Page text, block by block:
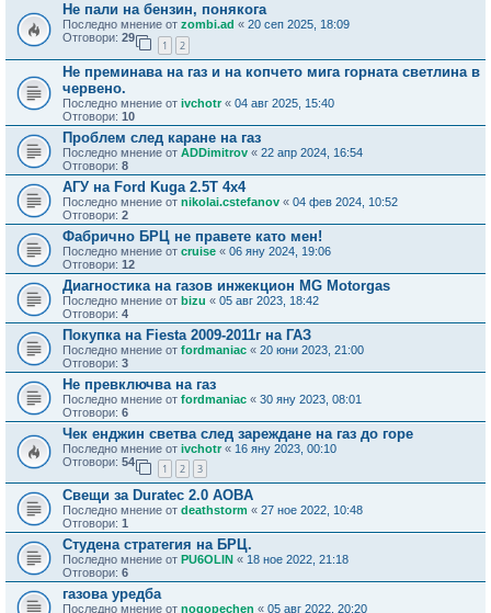
Не пали на бензин, понякога
Последно мнение от zombi.ad « 20 сеп 2025, 18:09
Отговори: 29
1 2
Не преминава на газ и на копчето мига горната светлина в
червено.
Последно мнение от ivchotr« 04 авг 2025, 15:40
Отговори: 10
Проблем след каране на газ
Последно мнение от ADDimitrov « 22 апр 2024, 16:54
Отговори: 8
АГУ на Ford Kuga 2.5T 4x4
Последно мнение от nikolai.cstefanov « 04 фев 2024, 10:52
Отговори: 2
Фабрично БРЦ не правете като мен!
Последно мнение от cruise « 06 яну 2024, 19:06
Отговори: 12
Диагностика на газов инжекцион MG Motorgas
Последно мнение от bizu « 05 авг 2023, 18:42
Отговори: 4
Покупка на Fiesta 2009-2011г на ГАЗ
Последно мнение от fordmaniac « 20 юни 2023, 21:00
Отговори: 3
Не превключва на газ
Последно мнение от fordmaniac « 30 яну 2023, 08:01
Отговори: 6
Чек енджин светва след зареждане на газ до горе
Последно мнение от ivchotr « 16 яну 2023, 00:10
Отговори: 54
1 2 3
Свещи за Duratec 2.0 AOBA
Последно мнение от deathstorm « 27 ное 2022, 10:48
Отговори: 1
Студена стратегия на БРЦ.
Последно мнение от PU6OLIN « 18 ное 2022, 21:18
Отговори: 6
газова уредба
Последно мнение от nogopechen « 05 авг 2022, 20:20